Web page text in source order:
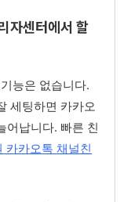
자센터에서 할
능은 없습니다.
세팅하면 카카오
어납니다. 빠른 친
카카오톡 채널친